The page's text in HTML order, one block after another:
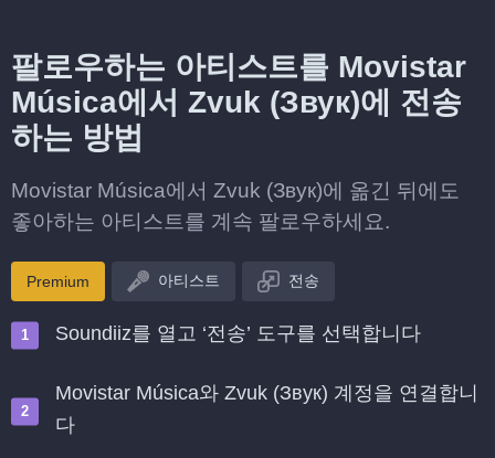
팔로우하는 아티스트를 Movistar
Música에서 Zvuk (Звук)에 전송
하는 방법
Movistar Música에서 Zvuk (Звук)에 옮긴 뒤에도
좋아하는 아티스트를 계속 팔로우하세요.
Premium 아티스트 전송
Soundiiz를 열고 ‘전송’ 도구를 선택합니다
Movistar Música와 Zvuk (Звук) 계정을 연결합니
다